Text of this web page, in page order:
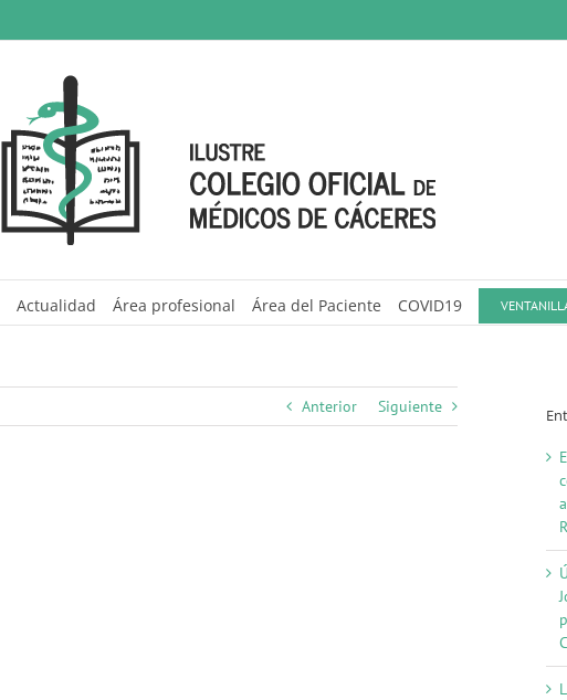
Actualidad Área profesional Área del Paciente COVID19
Anterior Siguiente